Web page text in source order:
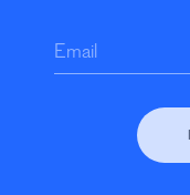
Email